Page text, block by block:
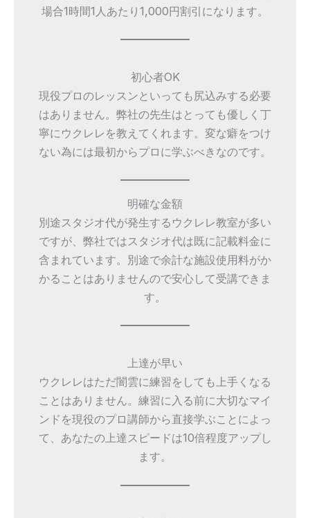
場合1時間1人あたり1,000円割引になります。
初心者OK
現役プロのレッスンといっても尻込みする必要
はありません。弊社の先生はとっても優しく丁
寧にウクレレを教えてくれます。変な癖をつけ
ない為には最初からプロに学ぶべきなのです。
明確な金額
別途スタジオ代が発生するウクレレ教室が多い
ですが、弊社ではスタジオ代は既に記載料金に
含まれています。別途で余計な施設使用料がか
かることはありませんので安心して受講できま
す。
上達が早い
ウクレレはただ闇雲に練習をしても上手くなる
ことはありません。練習に入る前に大切なマイ
ンドを現役のプロ講師から直接学ぶことによっ
て、あなたの上達スピードは10倍程度アップし
ます。